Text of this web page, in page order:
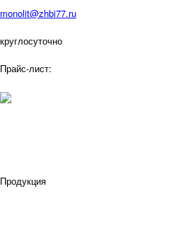
monolit@zhbi77.ru
круглосуточно
Прайс-лист:
Продукция